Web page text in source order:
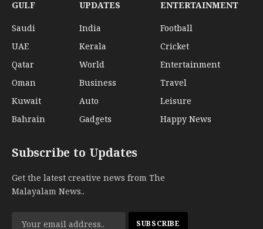
GULF
Saudi
UAE
Qatar
Oman
Kuwait
Bahrain
UPDATES
India
Kerala
World
Business
Auto
Gadgets
ENTERTAINMENT
Football
Cricket
Entertainment
Travel
Leisure
Happy News
Subscribe to Updates
Get the latest creative news from The
Malayalam News..